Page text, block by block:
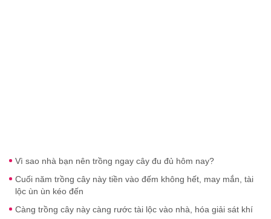
Vì sao nhà bạn nên trồng ngay cây đu đủ hôm nay?
Cuối năm trồng cây này tiền vào đếm không hết, may mắn, tài
lộc ùn ùn kéo đến
Càng trồng cây này càng rước tài lộc vào nhà, hóa giải sát khí